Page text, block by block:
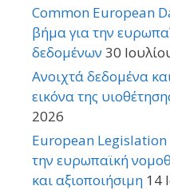
Common European
βήμα για την
δεδομένων 30
Ανοιχτά δεδομένα
εικόνα της
2026
European Legislation
την ευρωπαϊκή
και αξιοποιήσιμη 14